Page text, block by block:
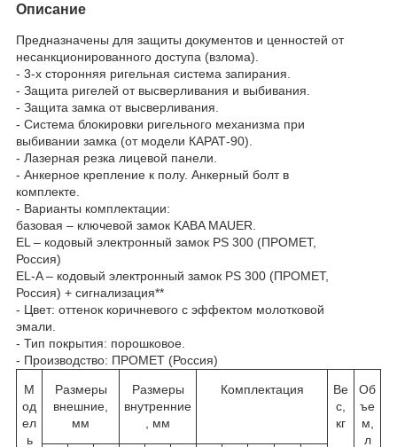
Описание
Предназначены для защиты документов и ценностей от
несанкционированного доступа (взлома).
- 3-х сторонняя ригельная система запирания.
- Защита ригелей от высверливания и выбивания.
- Защита замка от высверливания.
- Система блокировки ригельного механизма при
выбивании замка (от модели КАРАТ-90).
- Лазерная резка лицевой панели.
- Анкерное крепление к полу. Анкерный болт в
комплекте.
- Варианты комплектации:
базовая – ключевой замок KABA MAUER.
EL – кодовый электронный замок PS 300 (ПРОМЕТ,
Россия)
EL-A – кодовый электронный замок PS 300 (ПРОМЕТ,
Россия) + сигнализация**
- Цвет: оттенок коричневого с эффектом молотковой
эмали.
- Тип покрытия: порошковое.
- Производство: ПРОМЕТ (Россия)
М
од
ел
ь
Размеры
внешние,
мм
Размеры
внутренние
, мм
Комплектация
Ве
с,
кг
Об
ъе
м,
л